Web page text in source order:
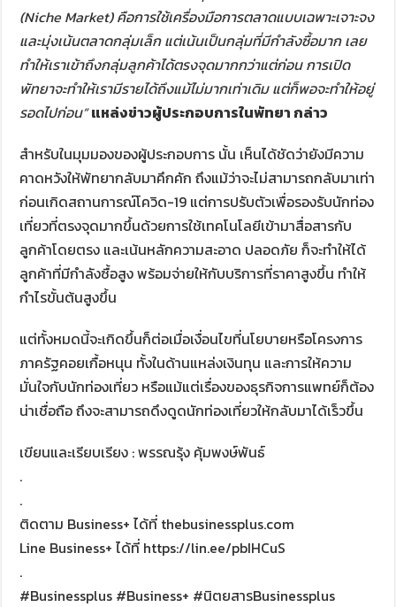
(Niche Market) คือการใช้เครื่องมือการตลาดแบบเฉพาะเจาะจง
และมุ่งเน้นตลาดกลุ่มเล็ก แต่เน้นเป็นกลุ่มที่มีกำลังซื้อมาก เลย
ทำให้เราเข้าถึงกลุ่มลูกค้าได้ตรงจุดมากกว่าแต่ก่อน การเปิด
พัทยาจะทำให้เรามีรายได้ถึงแม้ไม่มากเท่าเดิม แต่ก็พอจะทำให้อยู่
รอดไปก่อน”แหล่งข่าวผู้ประกอบการในพัทยา กล่าว
สำหรับในมุมมองของผู้ประกอบการ นั้น เห็นได้ชัดว่ายังมีความ
คาดหวังให้พัทยากลับมาคึกคัก ถึงแม้ว่าจะไม่สามารถกลับมาเท่า
ก่อนเกิดสถานการณ์โควิด-19 แต่การปรับตัวเพื่อรองรับนักท่อง
เที่ยวที่ตรงจุดมากขึ้นด้วยการใช้เทคโนโลยีเข้ามาสื่อสารกับ
ลูกค้าโดยตรง และเน้นหลักความสะอาด ปลอดภัย ก็จะทำให้ได้
ลูกค้าที่มีกำลังซื้อสูง พร้อมจ่ายให้กับบริการที่ราคาสูงขึ้น ทำให้
กำไรขั้นต้นสูงขึ้น
แต่ทั้งหมดนี้จะเกิดขึ้นก็ต่อเมื่อเงื่อนไขที่นโยบายหรือโครงการ
ภาครัฐคอยเกื้อหนุน ทั้งในด้านแหล่งเงินทุน และการให้ความ
มั่นใจกับนักท่องเที่ยว หรือแม้แต่เรื่องของธุรกิจการแพทย์ก็ต้อง
น่าเชื่อถือ ถึงจะสามารถดึงดูดนักท่องเที่ยวให้กลับมาได้เร็วขึ้น
เขียนและเรียบเรียง : พรรณรุ้ง คุ้มพงษ์พันธ์
.
.
ติดตาม Business+ ได้ที่ thebusinessplus.com
Line Business+ ได้ที่ https://lin.ee/pbIHCuS
.
#Businessplus #Business+ #นิตยสารBusinessplus